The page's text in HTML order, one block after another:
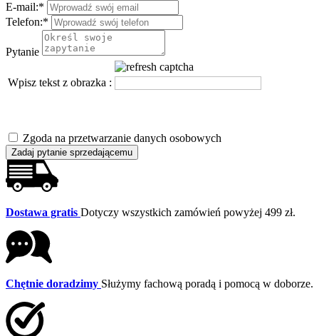
E-mail:*
Telefon:*
Pytanie
Wpisz tekst z obrazka :
Zgoda na przetwarzanie danych osobowych
Zadaj pytanie sprzedającemu
Dostawa gratis Dotyczy wszystkich zamówień powyżej 499 zł.
Chętnie doradzimy Służymy fachową poradą i pomocą w doborze.